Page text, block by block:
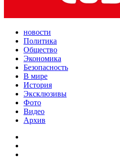
новости
Политика
Общество
Экономика
Безопасность
В мире
История
Эксклюзивы
Фото
Видео
Архив